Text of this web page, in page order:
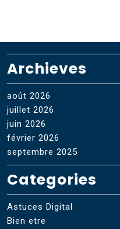
Archieves
août 2026
juillet 2026
juin 2026
février 2026
septembre 2025
Categories
Astuces Digital
Bien etre